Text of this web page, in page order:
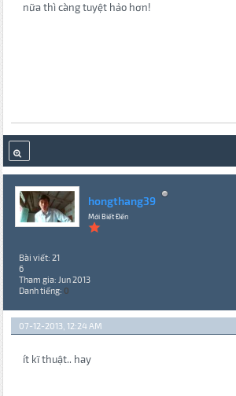
nữa thì càng tuyệt hảo hơn!
hongthang39
Mới Biết Đến
Bài viết: 21
6
Tham gia: Jun 2013
Danh tiếng: 0
07-12-2013, 12:24 AM
ít kĩ thuật.. hay